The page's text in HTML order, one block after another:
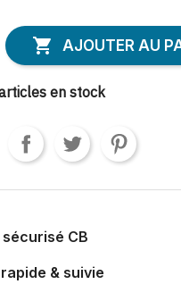
 AJOUTER AU
en stock
CB
& suivie